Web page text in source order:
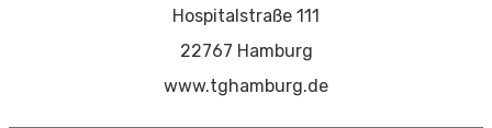
Hospitalstraße 111
22767 Hamburg
www.tghamburg.de